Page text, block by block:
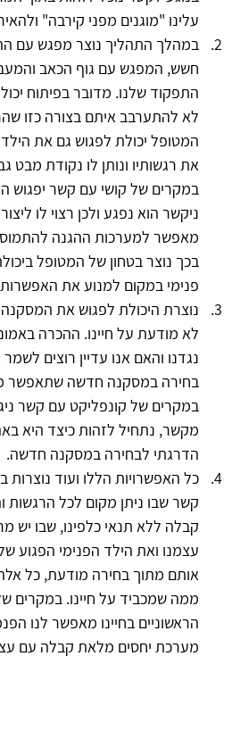
עלינו "מוגנים מפני קירבה"
במהלך התהליך נוצר מפגש עם
חשש, המפגש עם גוף הכאב
התפקוד שלנו. מדובר בפיתוח
לא להתערבב איתם בצורה כזו
המטופל יכולת לפגוש גם את
את רגשותיו ונותן לו נקודת מבט
במקרים של קושי עם קשר יפגוש
ניקשר הוא נפגע ולכן רצוי לו
מאפשר למערכות ההגנה
בכך נוצר בטחון של המטופל
פנימי במקום למנוע את האפשרות
נוצרת היכולת לפגוש את
לא מודעת על חיינו. ההכרה
נגדנו והאם אנו עדיין רוצים
בחירה במסקנה חדשה שתאפשר
במקרים של קונפליקט עם קשר
מקשר, נתחיל לזהות כיצד היא באה
הדרגתי לבחירה במסקנה חדשה.
כל האפשרויות הללו ועוד
קשר שבו ניתן מקום לכל הרגשות
קבלה ללא תנאי כלפינו, שבו יש
עצמנו ואת הילד הפנימי הפגוע
אותם מתוך בחירה מודעת, כל
ממה שמכביד על חיינו. במקרים
הראשוניים בחיינו מאפשר לנו
מערכת יחסים מלאת קבלה עם